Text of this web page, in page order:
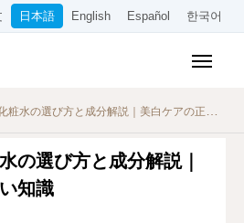
日本語 English Español 한국어
水の選び方と成分解説｜美白ケアの正しい知識
の選び方と成分解説｜
知識